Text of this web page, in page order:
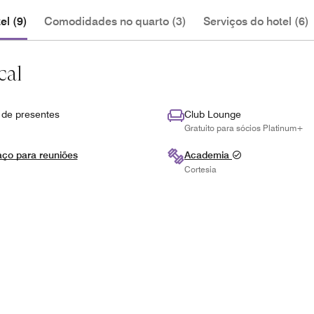
(9) Comodidades no quarto (3) Serviços do hotel (6)
presentes Club Lounge
Gratuito para sócios Platinum+
para reuniões Academia
Cortesia